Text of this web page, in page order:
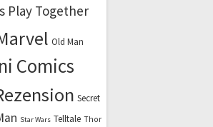
Play Together
Old Man
Comics
Secret
Star Wars Telltale Thor